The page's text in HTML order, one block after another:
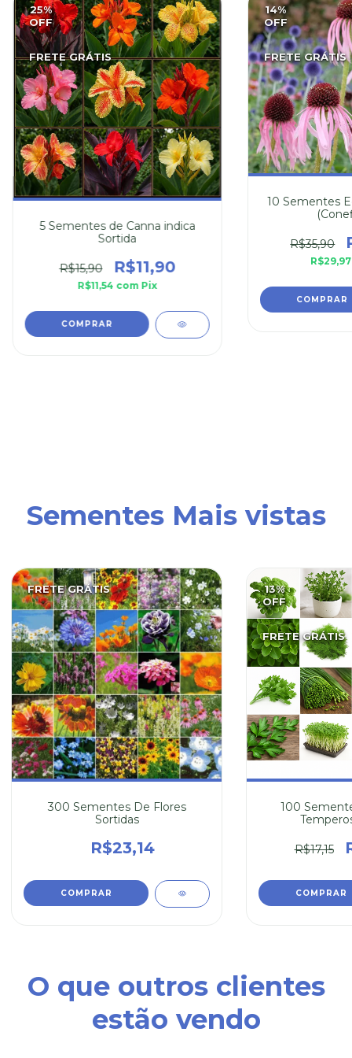
25%
OFF
FRETE GRÁTIS
5 Sementes de Canna indica
Sortida
R$15,90 R$11,90
R$11,54 com Pix
14%
OFF
FRETE GRÁTIS
10 Sementes
R$35,90
Sementes Mais vistas
FRETE GRÁTIS
300 Sementes De Flores
Sortidas
R$23,14
13%
OFF
FRETE GRÁTIS
100
R$17,15
O que outros clientes
estão vendo